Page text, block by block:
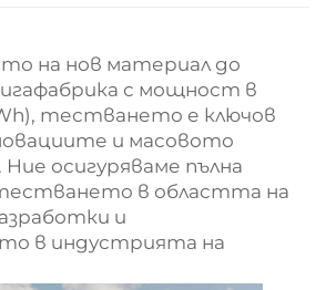
на нов материал до
с мощност в
тестването е ключов
и масовото
осигуряваме пълна
в областта на
и
в индустрията на